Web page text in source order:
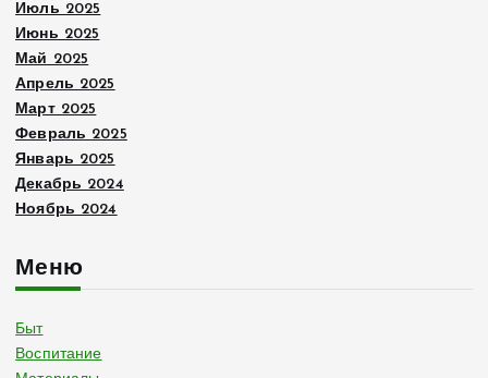
Июль 2025
Июнь 2025
Май 2025
Апрель 2025
Март 2025
Февраль 2025
Январь 2025
Декабрь 2024
Ноябрь 2024
Меню
Быт
Воспитание